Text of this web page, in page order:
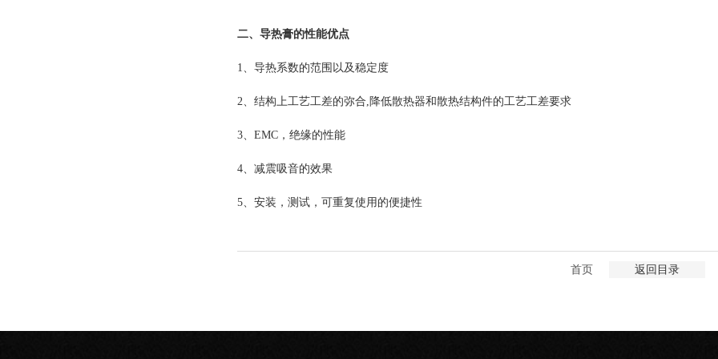
二、导热膏的性能优点
1、导热系数的范围以及稳定度
2、结构上工艺工差的弥合,降低散热器和散热结构件的工艺工差要求
3、EMC，绝缘的性能
4、减震吸音的效果
5、安装，测试，可重复使用的便捷性
返回目录
首页